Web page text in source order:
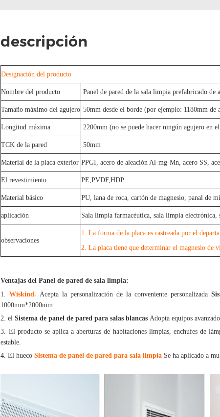
descripción
Designación del producto
Nombre del producto Panel de pared de la sala limpia prefabricado
Tamaño máximo del agujero 50mm desde el borde (por ejemplo: 1180mm
Longitud máxima 2200mm (no se puede hacer ningún agujero en
TCK de la pared 50mm
Material de la placa exterior PPGI, acero de aleación Al-mg-Mn, acero SS,
El revestimiento PE,PVDF,HDP
Material básico PU, lana de roca, cartón de magnesio, panal de
aplicación Sala limpia farmacéutica, sala limpia electrónica,
observaciones
1. La forma de la placa es rastreada por el
2. La placa tiene que determinar el magnesio de
Ventajas del Panel de pared de sala limpia:
1.Wiskind. Acepta la personalización de la conveniente personalizada
1000mm*2000mm.
2. elSistema de panel de pared para salas blancas Adopta equipos
3. El producto se aplica a aberturas de habitaciones limpias, enchufes de
estable.
4. El huecoSistema de panel de pared para sala limpia Se ha aplicado a